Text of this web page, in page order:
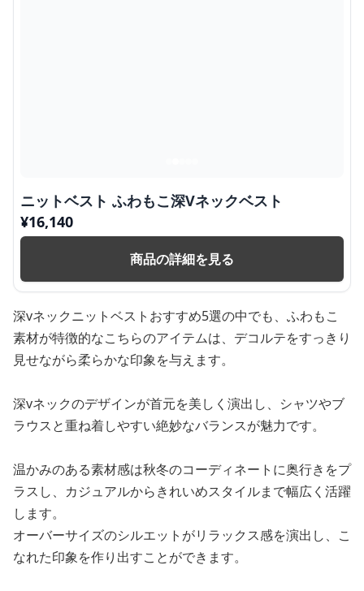
ニットベスト ふわもこ深Vネックベスト
¥16,140
商品の詳細を見る
深vネックニットベストおすすめ5選の中でも、ふわもこ
素材が特徴的なこちらのアイテムは、デコルテをすっきり
見せながら柔らかな印象を与えます。
深vネックのデザインが首元を美しく演出し、シャツやブ
ラウスと重ね着しやすい絶妙なバランスが魅力です。
温かみのある素材感は秋冬のコーディネートに奥行きをプ
ラスし、カジュアルからきれいめスタイルまで幅広く活躍
します。
オーバーサイズのシルエットがリラックス感を演出し、こ
なれた印象を作り出すことができます。